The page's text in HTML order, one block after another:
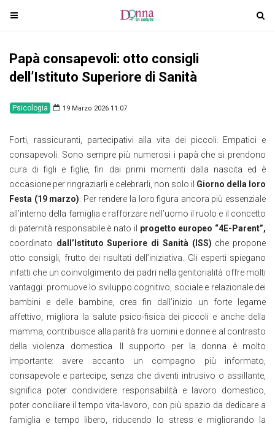
T
o
g
l
n
T
o
Papà consapevoli: otto consigli
dell’Istituto Superiore di Sanità
Psicologia 19 Marzo 2026 11:07
Forti, rassicuranti, partecipativi alla vita dei piccoli. Empatici e
consapevoli. Sono sempre più numerosi i papà che si prendono
cura di figli e figlie, fin dai primi momenti dalla nascita ed è
occasione per ringraziarli e celebrarli, non solo il Giorno della loro
Festa (19 marzo) . Per rendere la loro figura ancora più essenziale
all’interno della famiglia e rafforzare nell’uomo il ruolo e il concetto
di paternità responsabile è nato il progetto europeo “4E-Parent”,
coordinato dall’Istituto Superiore di Sanità (ISS) che propone
otto consigli, frutto dei risultati dell’iniziativa. Gli esperti spiegano
infatti che un coinvolgimento dei padri nella genitorialità offre molti
vantaggi: promuove lo sviluppo cognitivo, sociale e relazionale dei
bambini e delle bambine, crea fin dall’inizio un forte legame
affettivo, migliora la salute psico-fisica dei piccoli e anche della
mamma, contribuisce alla parità fra uomini e donne e al contrasto
della violenza domestica. Il supporto per la donna è molto
importante: avere accanto un compagno più informato,
consapevole e partecipe, senza che diventi intrusivo o assillante,
significa poter condividere responsabilità e lavoro domestico,
poter conciliare il tempo vita-lavoro, con più spazio da dedicare a
famiglia e tempo libero, riducendo lo stress e migliorando la